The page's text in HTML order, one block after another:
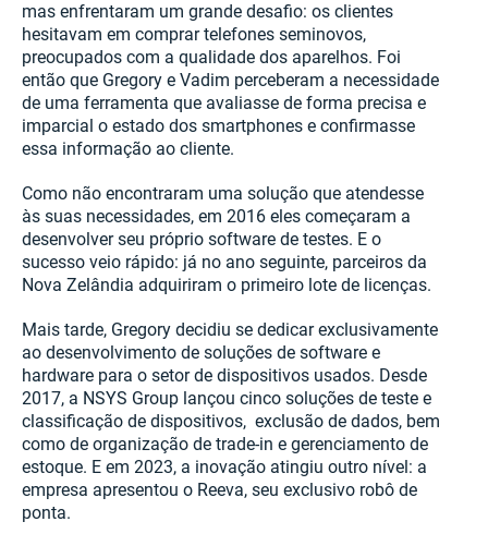
mas enfrentaram um grande desafio: os clientes
hesitavam em comprar telefones seminovos,
preocupados com a qualidade dos aparelhos. Foi
então que Gregory e Vadim perceberam a necessidade
de uma ferramenta que avaliasse de forma precisa e
imparcial o estado dos smartphones e confirmasse
essa informação ao cliente.
Como não encontraram uma solução que atendesse
às suas necessidades, em 2016 eles começaram a
desenvolver seu próprio software de testes. E o
sucesso veio rápido: já no ano seguinte, parceiros da
Nova Zelândia adquiriram o primeiro lote de licenças.
Mais tarde, Gregory decidiu se dedicar exclusivamente
ao desenvolvimento de soluções de software e
hardware para o setor de dispositivos usados. Desde
2017, a NSYS Group lançou cinco soluções de teste e
classificação de dispositivos, exclusão de dados, bem
como de organização de trade-in e gerenciamento de
estoque. E em 2023, a inovação atingiu outro nível: a
empresa apresentou o Reeva, seu exclusivo robô de
ponta.